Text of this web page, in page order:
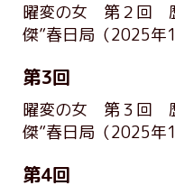
曜変の女 第２回
傑”春日局 （2025年
第3回
曜変の女 第３回
傑”春日局 （2025年
第4回